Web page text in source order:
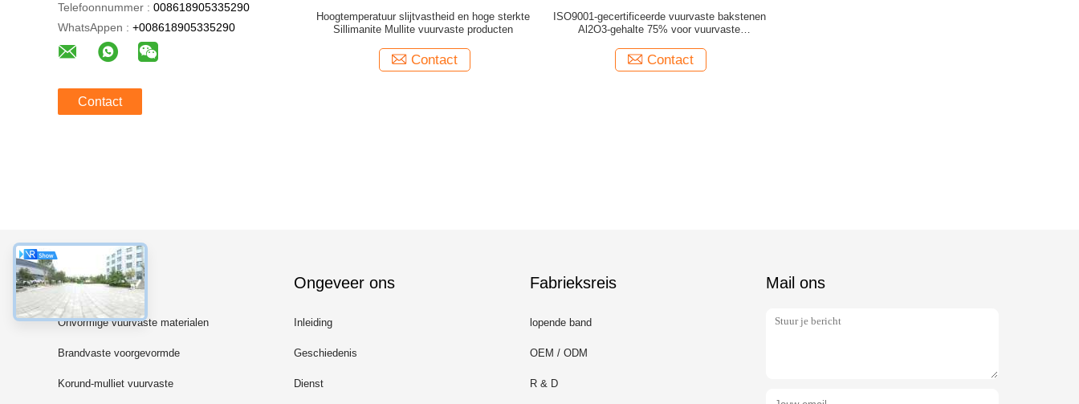
Telefoonnummer : 008618905335290
WhatsAppen : +008618905335290
Contact
Hoogtemperatuur slijtvastheid en hoge sterkte
Sillimanite Mullite vuurvaste producten
Contact
ISO9001-gecertificeerde vuurvaste bakstenen
Al2O3-gehalte 75% voor vuurvaste
Contact
Categorieën
Onvormige vuurvaste materialen
Brandvaste voorgevormde
bakstenen
Korund-mulliet vuurvaste
Ongeveer ons
Inleiding
Geschiedenis
Dienst
Fabrieksreis
lopende band
OEM / ODM
R & D
Mail ons